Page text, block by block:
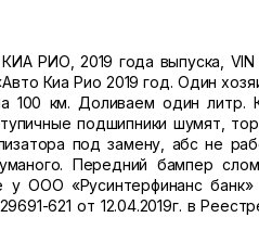
РИО, 2019 года выпуска, VIN
Киа Рио 2019 год. Один
км. Доливаем один литр.
подшипники шумят,
под замену, абс не
Передний бампер
у ООО «Русинтерфинанс
621 от 12.04.2019г. в